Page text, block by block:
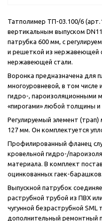
Татполимер ТП-03.100/6
вертикальным выпуском
патрубка 600 мм, с
и решеткой из нержавеющей
нержавеющей стали.
Воронка предназначена для
многоуровневой, в том
гидро-, пароизоляционными
«пирогами» любой толщины и
Регулируемый элемент
127 мм. Он комплектуется
Профилированный фланец
кровельной гидро-/
материала. В комплект
оцинкованных гаек-барашков.
Выпускной патрубок
раструбной трубой из ПВХ
чугунной безраструбной
дополнительный ремонтный